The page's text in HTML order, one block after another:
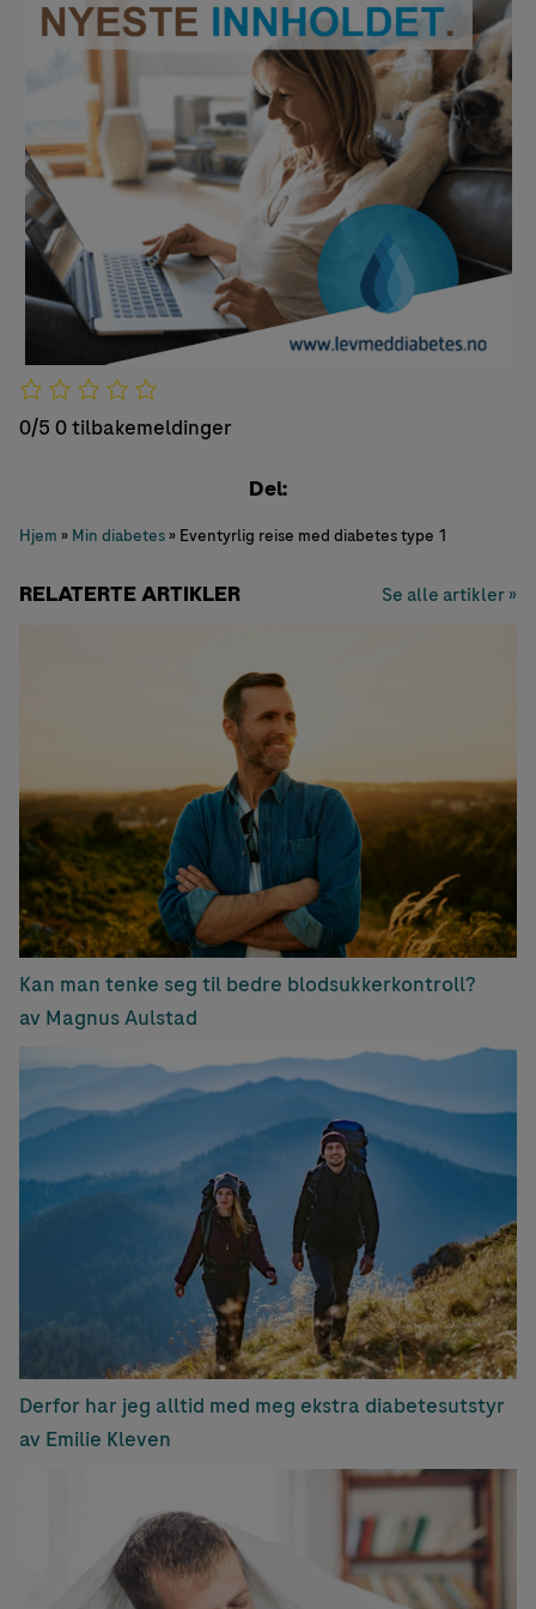
0/5 0 tilbakemeldinger
Del:
Hjem » Min diabetes» Eventyrlig reise med diabetes type 1
RELATERTE ARTIKLER Se alle artikler »
Kan man tenke seg til bedre blodsukkerkontroll?
av Magnus Aulstad
Derfor har jeg alltid med meg ekstra diabetesutstyr
av Emilie Kleven